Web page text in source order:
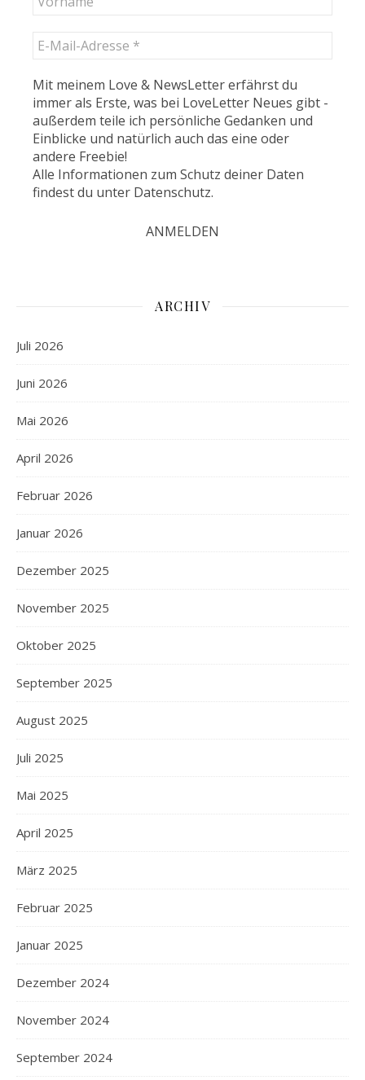
Mit meinem Love & NewsLetter erfährst du
immer als Erste, was bei LoveLetter Neues gibt -
außerdem teile ich persönliche Gedanken und
Einblicke und natürlich auch das eine oder
andere Freebie!
Alle Informationen zum Schutz deiner Daten
findest du unter Datenschutz.
ARCHIV
Juli 2026
Juni 2026
Mai 2026
April 2026
Februar 2026
Januar 2026
Dezember 2025
November 2025
Oktober 2025
September 2025
August 2025
Juli 2025
Mai 2025
April 2025
März 2025
Februar 2025
Januar 2025
Dezember 2024
November 2024
September 2024